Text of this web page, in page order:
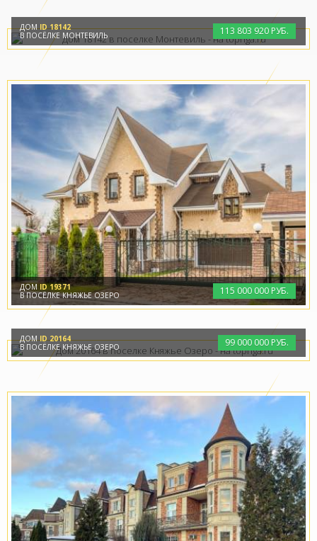
113 803 920 РУБ.
ДОМID 18142
В ПОСЁЛКЕ МОНТЕВИЛЬ
115 000 000 РУБ.
ДОМ ID 19371
В ПОСЁЛКЕ КНЯЖЬЕ ОЗЕРО
99 000 000 РУБ.
ДОМID 20164
В ПОСЁЛКЕ КНЯЖЬЕ ОЗЕРО